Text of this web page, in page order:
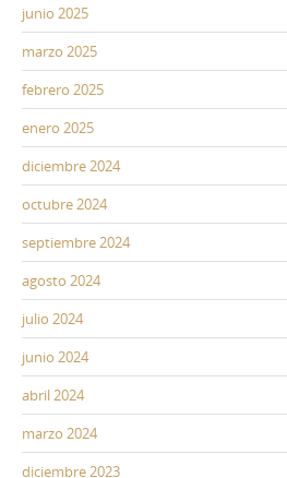
junio 2025
marzo 2025
febrero 2025
enero 2025
diciembre 2024
octubre 2024
septiembre 2024
agosto 2024
julio 2024
junio 2024
abril 2024
marzo 2024
diciembre 2023